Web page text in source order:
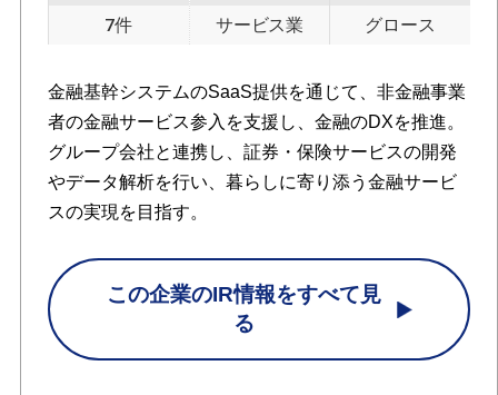
7件 サービス業 グロース
金融基幹システムのSaaS提供を通じて、非金融事業
者の金融サービス参入を支援し、金融のDXを推進。
グループ会社と連携し、証券・保険サービスの開発
やデータ解析を行い、暮らしに寄り添う金融サービ
スの実現を目指す。
この企業のIR情報をすべて見
る